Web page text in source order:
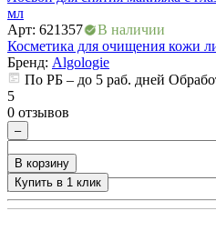
мл
Арт: 621357
В наличии
Косметика для очищения кожи
Бренд: Algologie
По РБ – до 5 раб. дней
5
0 отзывов
–
+
В корзину
Купить в 1 клик